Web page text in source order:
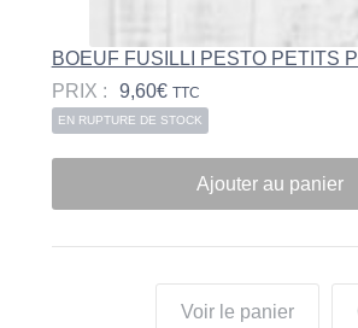
BOEUF FUSILLI PESTO PETITS
PRIX :
9,60€ TTC
EN RUPTURE DE STOCK
Ajouter au panier
Voir le panier